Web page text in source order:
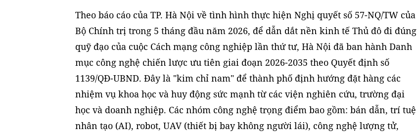
Theo báo cáo của TP. Hà Nội về tình hình thực hiện Nghị quyết số 57-NQ/TW của
Bộ Chính trị trong 5 tháng đầu năm 2026, để dẫn dắt nền kinh tế Thủ đô đi đúng
quỹ đạo của cuộc Cách mạng công nghiệp lần thứ tư, Hà Nội đã ban hành Danh
mục công nghệ chiến lược ưu tiên giai đoạn 2026-2035 theo Quyết định số
1139/QĐ-UBND. Đây là "kim chỉ nam" để thành phố định hướng đặt hàng các
nhiệm vụ khoa học và huy động sức mạnh từ các viện nghiên cứu, trường đại
học và doanh nghiệp. Các nhóm công nghệ trọng điểm bao gồm: bán dẫn, trí tuệ
nhân tạo (AI), robot, UAV (thiết bị bay không người lái), công nghệ lượng tử,